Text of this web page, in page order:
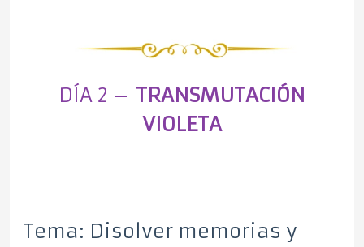
DÍA 2 – TRANSMUTACIÓN
VIOLETA
Tema: Disolver memorias y